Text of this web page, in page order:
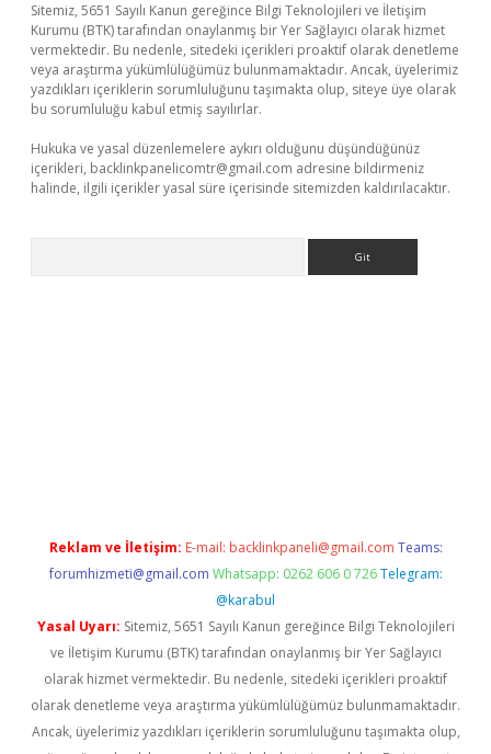
Sitemiz, 5651 Sayılı Kanun gereğince Bilgi Teknolojileri ve İletişim
Kurumu (BTK) tarafından onaylanmış bir Yer Sağlayıcı olarak hizmet
vermektedir. Bu nedenle, sitedeki içerikleri proaktif olarak denetleme
veya araştırma yükümlülüğümüz bulunmamaktadır. Ancak, üyelerimiz
yazdıkları içeriklerin sorumluluğunu taşımakta olup, siteye üye olarak
bu sorumluluğu kabul etmiş sayılırlar.
Hukuka ve yasal düzenlemelere aykırı olduğunu düşündüğünüz
içerikleri, backlinkpanelicomtr@gmail.com adresine bildirmeniz
halinde, ilgili içerikler yasal süre içerisinde sitemizden kaldırılacaktır.
Reklam ve İletişim: E-mail: backlinkpaneli@gmail.com Teams:
forumhizmeti@gmail.com Whatsapp: 0262 606 0 726 Telegram:
@karabul
Yasal Uyarı: Sitemiz, 5651 Sayılı Kanun gereğince Bilgi Teknolojileri
ve İletişim Kurumu (BTK) tarafından onaylanmış bir Yer Sağlayıcı
olarak hizmet vermektedir. Bu nedenle, sitedeki içerikleri proaktif
olarak denetleme veya araştırma yükümlülüğümüz bulunmamaktadır.
Ancak, üyelerimiz yazdıkları içeriklerin sorumluluğunu taşımakta olup,